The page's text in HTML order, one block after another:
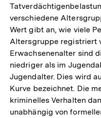
verschiedene
Wert gibt an, wie viele
Altersgruppe registriert
Erwachsenenalter sind
niedriger als im
Jugendalter. Dies wird
Kurve bezeichnet. Die
kriminelles Verhalten
unabhängig von